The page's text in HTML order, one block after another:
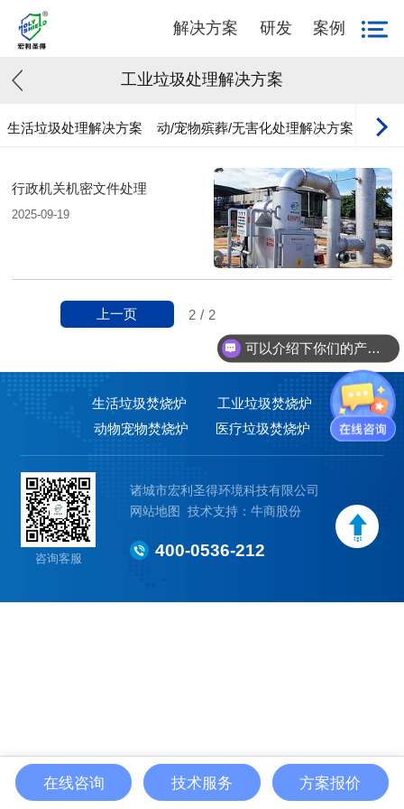
解决方案 研发 案例
工业垃圾处理解决方案
生活垃圾处理解决方案 动/宠物殡葬/无害化处理解决方案 工业
行政机关机密文件处理
2025-09-19
2 / 2
上一页
生活垃圾焚烧炉
工业垃圾焚烧炉
动物宠物焚烧炉
医疗垃圾焚烧炉
咨询客服
诸城市宏利圣得环境科技有限公司
网站地图
技术支持：牛商股份
400-0536-212
产品中心 工程案例 拨打电话
可以介绍下你们的产品么？
在线咨询 技术服务 方案报价